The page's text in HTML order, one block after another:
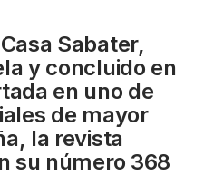
Sabater,
y concluido en
en uno de
de mayor
la revista
su número 368